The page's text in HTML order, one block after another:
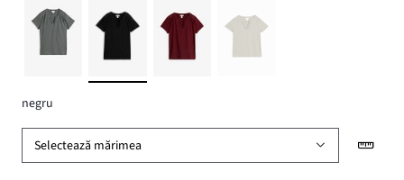
negru
Selectează mărimea